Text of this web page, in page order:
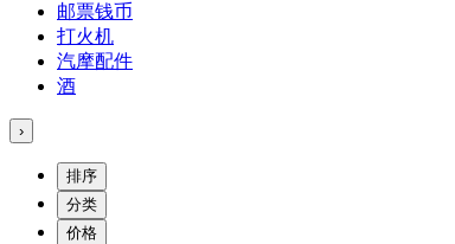
邮票钱币
打火机
汽摩配件
酒
›
排序
分类
价格